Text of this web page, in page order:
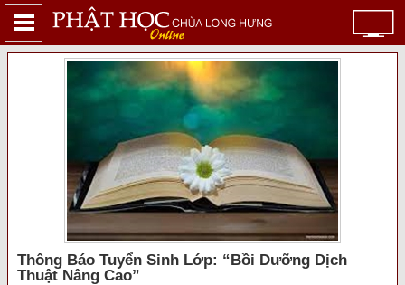
Thông Báo Tuyển Sinh Lớp: “bồi Dưỡng Dịch
Thuật Nâng Cao”